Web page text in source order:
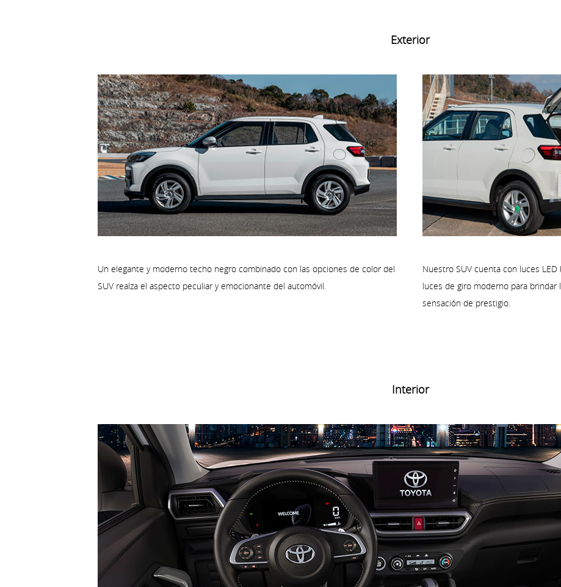
Exterior
Un elegante y moderno techo negro combinado con las opciones de color del
SUV realza el aspecto peculiar y emocionante del automóvil.
Nuestro SUV cuenta con luces
luces de giro moderno para brindar
sensación de prestigio.
Interior